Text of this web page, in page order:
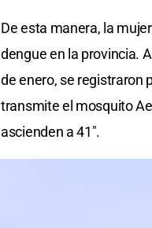
De esta manera, la
dengue en la provincia.
de enero, se registraron
transmite el mosquito
ascienden a 41″.